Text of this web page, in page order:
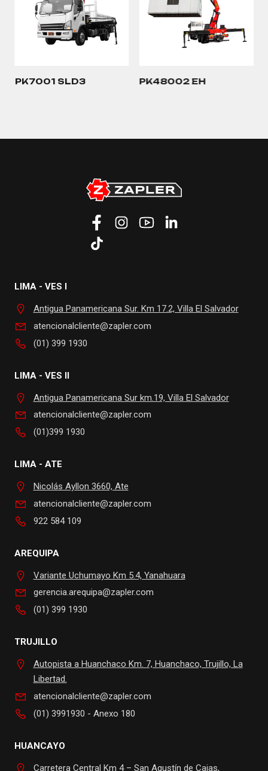
PK7001 SLD3 PK48002 EH
LIMA - VES I
Antigua Panamericana Sur. Km 17.2, Villa El Salvador
atencionalcliente@zapler.com
(01) 399 1930
LIMA - VES II
Antigua Panamericana Sur km.19, Villa El Salvador
atencionalcliente@zapler.com
(01)399 1930
LIMA - ATE
Nicolás Ayllon 3660, Ate
atencionalcliente@zapler.com
922 584 109
AREQUIPA
Variante Uchumayo Km 5.4, Yanahuara
gerencia.arequipa@zapler.com
(01) 399 1930
TRUJILLO
Autopista a Huanchaco Km. 7, Huanchaco, Trujillo, La
Libertad.
atencionalcliente@zapler.com
(01) 3991930 - Anexo 180
HUANCAYO
Carretera Central Km 4 – San Agustín de Cajas,